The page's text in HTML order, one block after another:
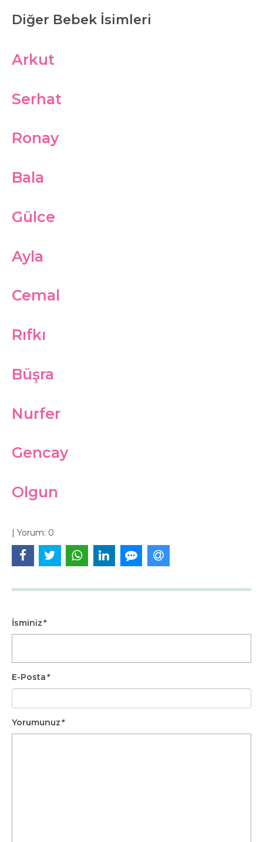
Diğer Bebek İsimleri
Arkut
Serhat
Ronay
Bala
Gülce
Ayla
Cemal
Rıfkı
Büşra
Nurfer
Gencay
Olgun
| Yorum: 0
İsminiz*
E-Posta*
Yorumunuz*